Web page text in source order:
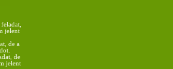
jelent
de a
de
jelent